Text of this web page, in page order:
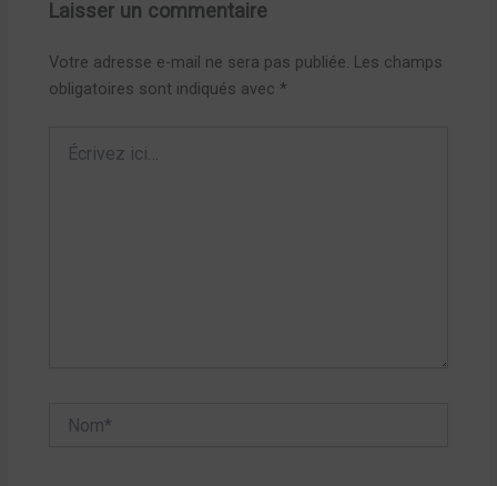
Laisser un commentaire
Votre adresse e-mail ne sera pas publiée. Les champs
obligatoires sont indiqués avec *
ici…